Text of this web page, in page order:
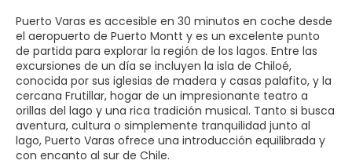
Puerto Varas es accesible en 30 minutos en coche desde
el aeropuerto de Puerto Montt y es un excelente punto
de partida para explorar la región de los lagos. Entre las
excursiones de un día se incluyen la isla de Chiloé,
conocida por sus iglesias de madera y casas palafito, y la
cercana Frutillar, hogar de un impresionante teatro a
orillas del lago y una rica tradición musical. Tanto si busca
aventura, cultura o simplemente tranquilidad junto al
lago, Puerto Varas ofrece una introducción equilibrada y
con encanto al sur de Chile.